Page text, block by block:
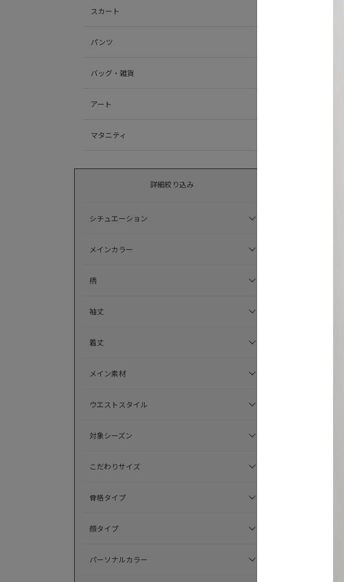
スカート
パンツ
バッグ・雑貨
アート
マタニティ
詳細絞り込み
シチュエーション
メインカラー
柄
袖丈
着丈
メイン素材
ウエストスタイル
対象シーズン
こだわりサイズ
骨格タイプ
顔タイプ
パーソナルカラー